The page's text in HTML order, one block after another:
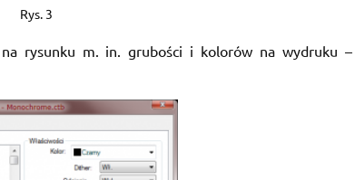
Rys. 3
rysunku m. in. grubości i kolorów na wydruku